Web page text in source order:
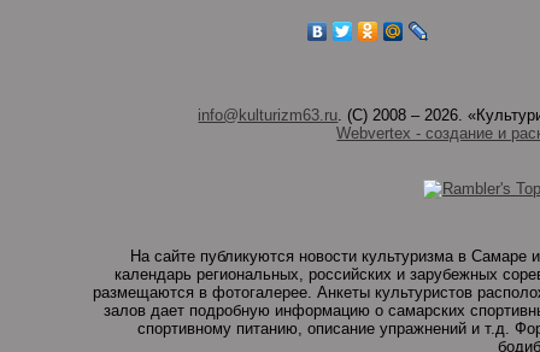
info@kulturizm63.ru. (C) 2008 – 2026.
Webvertex - создание и
На сайте публикуются новости культуризма в
календарь региональных, российских и зарубежных
размещаются в фотогалерее. Анкеты культуристов
залов дает подробную информацию о самарских
спортивному питанию, описание упражнений и т.д.